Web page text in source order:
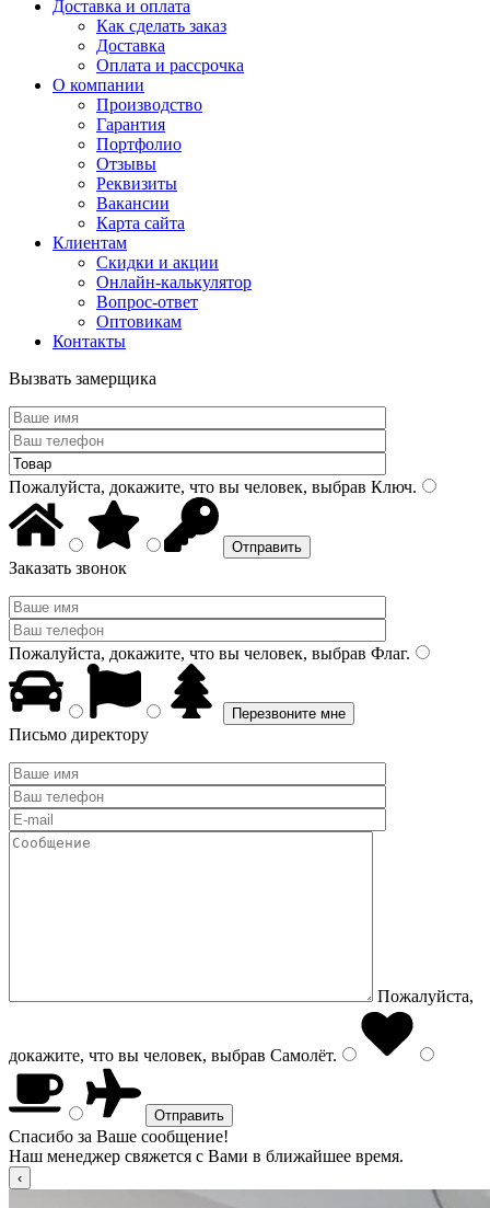
Доставка и оплата
Как сделать заказ
Доставка
Оплата и рассрочка
О компании
Производство
Гарантия
Портфолио
Отзывы
Реквизиты
Вакансии
Карта сайта
Клиентам
Скидки и акции
Онлайн-калькулятор
Вопрос-ответ
Оптовикам
Контакты
Вызвать замерщика
Пожалуйста, докажите, что вы человек, выбрав Ключ.
Заказать звонок
Пожалуйста, докажите, что вы человек, выбрав Флаг.
Письмо директору
Пожалуйста,
докажите, что вы человек, выбрав Самолёт.
Спасибо за Ваше сообщение!
Наш менеджер свяжется с Вами в ближайшее время.